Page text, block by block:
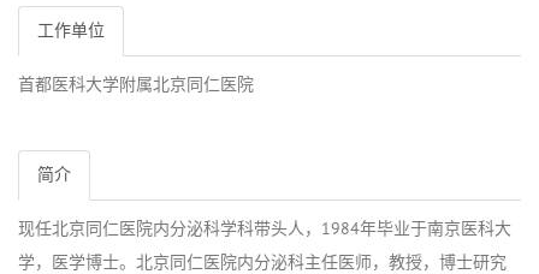
工作单位
首都医科大学附属北京同仁医院
简介
现任北京同仁医院内分泌科学科带头人，1984年毕业于南京医科大
学，医学博士。北京同仁医院内分泌科主任医师，教授，博士研究